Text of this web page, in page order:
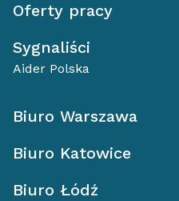
Oferty pracy
Sygnaliści
Aider Polska
Biuro Warszawa
Biuro Katowice
Biuro Łódź